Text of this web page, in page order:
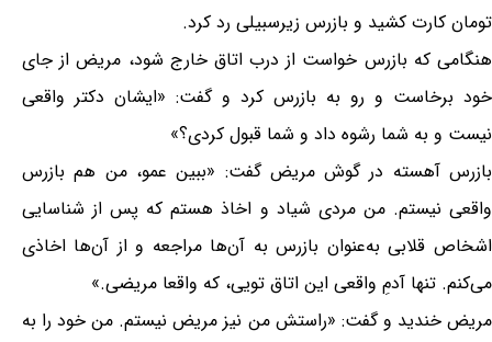
تومان کارت کشید و بازرس زیرسبیلی رد کرد.
هنگامی که بازرس خواست از درب اتاق خارج شود، مریض از جای
خود برخاست و رو به بازرس کرد و گفت: «ایشان دکتر واقعی
نیست و به شما رشوه داد و شما قبول کردی؟»
بازرس آهسته در گوش مریض گفت: «ببین عمو، من هم بازرس
واقعی نیستم. من مردی شیاد و اخاذ هستم که پس از شناسایی
اشخاص قلابی به‌عنوان بازرس به آن‌ها مراجعه و از آن‌ها اخاذی
می‌کنم. تنها آدمِ واقعی این اتاق تویی، که واقعا مریضی.»
مریض خندید و گفت: «راستش من نیز مریض نیستم. من خود را به